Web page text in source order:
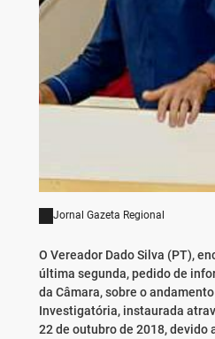
Jornal Gazeta Regional
O Vereador Dado Silva (PT),
última segunda, pedido de
da Câmara, sobre o
Investigatória, instaurada
22 de outubro de 2018, devido